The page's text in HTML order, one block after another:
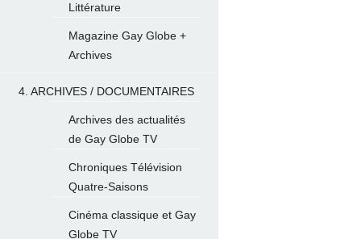
Littérature
Magazine Gay Globe +
Archives
4. ARCHIVES / DOCUMENTAIRES
Archives des actualités
de Gay Globe TV
Chroniques Télévision
Quatre-Saisons
Cinéma classique et Gay
Globe TV